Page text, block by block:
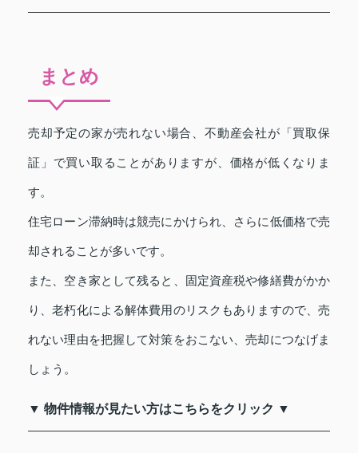
まとめ
売却予定の家が売れない場合、不動産会社が「買取保
証」で買い取ることがありますが、価格が低くなりま
す。
住宅ローン滞納時は競売にかけられ、さらに低価格で売
却されることが多いです。
また、空き家として残ると、固定資産税や修繕費がかか
り、老朽化による解体費用のリスクもありますので、売
れない理由を把握して対策をおこない、売却につなげま
しょう。
▼ 物件情報が見たい方はこちらをクリック ▼